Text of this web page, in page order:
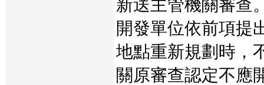
新送主管機關審查
開發單位依前項提
地點重新規劃時，
關原審查認定不應